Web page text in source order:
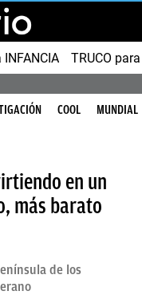
TRUCO
COOL MUNDIAL
en un
más barato
de los